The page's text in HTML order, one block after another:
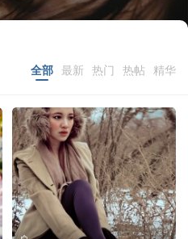
全部 最新 热门 热帖 精华